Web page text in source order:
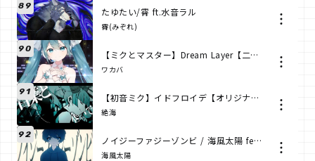
89 たゆたい/霄 ft.水音ラル
霄(みぞれ)
90 【ミクとマスター】Dream Layer【二人の歌】
ワカバ
91 【初音ミク】イドフロイデ【オリジナル】
絶海
92 ノイジーファジーゾンビ / 海風太陽 feat.flower
海風太陽